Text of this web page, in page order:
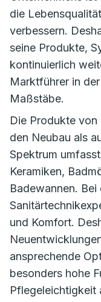
die
verbessern.
seine Produkte,
kontinuierlich
Marktführer in
Maßstäbe.
Die Produkte
den Neubau als
Spektrum
Keramiken,
Badewannen.
und Komfort.
ansprechende
besonders hohe
Pflegeleichtigkeit